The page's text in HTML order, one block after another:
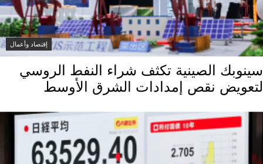
إقتصاد وأعمال
سينوبك الصينية تكثف شراء النفط الروسي
لتعويض نقص إمدادات الشرق الأوسط